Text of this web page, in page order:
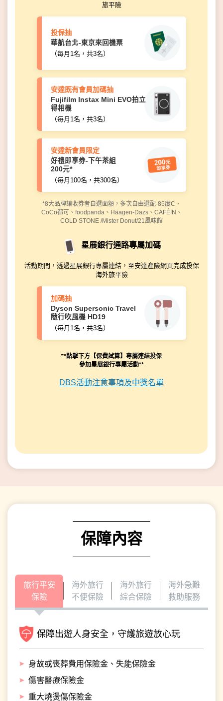
旅平險
投保抽
華航台北-東京來回機票
（每月1名，共3名）
安達既有會員加碼抽
Fujifilm Instax Mini EVO拍立
得相機
（每月1名，共3名）
安達新會員限定
好禮即享券-下午茶組
200元*
（每月100名，共300名）
*8大品牌讓收券者自選面額，多次自由選配-85度C、
CoCo都可、foodpanda、Häagen-Dazs、CAFÉ!N、
COLD STONE /Mister Donut/21風味館
星展銀行通路專屬加碼
活動期間，透過星展銀行專屬連結，至安達產險網頁完成投保
海外旅平險
加碼抽
Dyson Supersonic Travel
隨行吹風機 HD19
（每月1名，共3名）
**點擊下方【保費試算】專屬連結投保
參加星展銀行專屬活動**
DBS活動注意事項及中獎名單
保障內容
旅行平安
保險
海外旅行
不便保險
海外旅行
綜合保險
海外急難
救助服務
保障出遊人身安全，守護旅遊放心玩
身故或喪葬費用保險金、失能保險金
傷害醫療保險金
重大燒燙傷保險金